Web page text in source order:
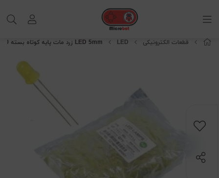
قطعات الکترونیکی LED LED 5mm زرد مات پایه کوتاه بسته 1000 عددی